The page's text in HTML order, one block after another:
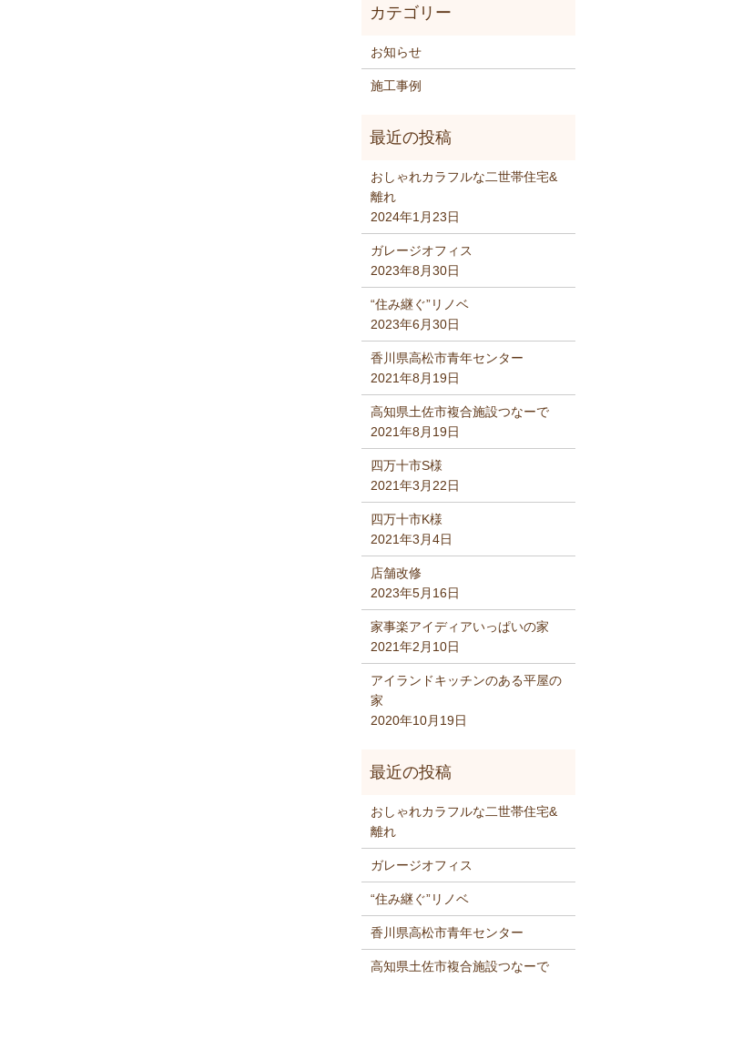
お知らせ
施工事例
おしゃれカラフルな二世帯住宅&
離れ
2024年1月23日
ガレージオフィス
2023年8月30日
“住み継ぐ”リノベ
2023年6月30日
香川県高松市青年センター
2021年8月19日
高知県土佐市複合施設つなーで
2021年8月19日
四万十市S様
2021年3月22日
四万十市K様
2021年3月4日
店舗改修
2023年5月16日
家事楽アイディアいっぱいの家
2021年2月10日
アイランドキッチンのある平屋の
家
2020年10月19日
おしゃれカラフルな二世帯住宅&
離れ
ガレージオフィス
“住み継ぐ”リノベ
香川県高松市青年センター
高知県土佐市複合施設つなーで